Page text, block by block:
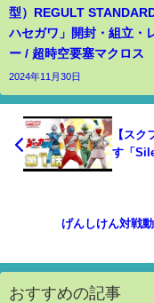
型）REGULT
ハセガワ」開封・組立・
ー / 超時空要塞マクロス
2024年11月30日
【ス
す「
げんしけん対
おすすめの記事